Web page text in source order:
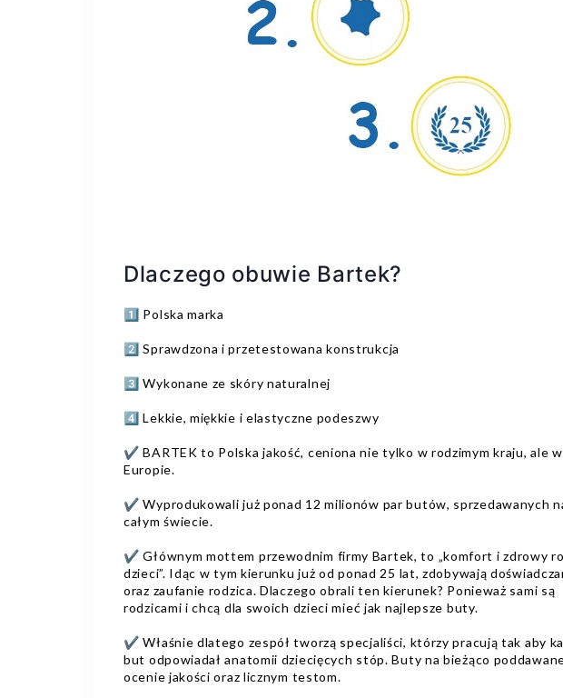
Dlaczego obuwie Bartek?
1️⃣ Polska marka
2️⃣ Sprawdzona i przetestowana konstrukcja
3️⃣ Wykonane ze skóry naturalnej
4️⃣ Lekkie, miękkie i elastyczne podeszwy
✔️ BARTEK to Polska jakość, ceniona nie tylko w rodzimym kraju, ale w
Europie.
✔️ Wyprodukowali już ponad 12 milionów par butów, sprzedawanych
całym świecie.
✔️ Głównym mottem przewodnim firmy Bartek, to „komfort i zdrowy
dzieci”. Idąc w tym kierunku już od ponad 25 lat, zdobywają
oraz zaufanie rodzica. Dlaczego obrali ten kierunek? Ponieważ sami są
rodzicami i chcą dla swoich dzieci mieć jak najlepsze buty.
✔️ Właśnie dlatego zespół tworzą specjaliści, którzy pracują tak aby
but odpowiadał anatomii dziecięcych stóp. Buty na bieżąco
ocenie jakości oraz licznym testom.